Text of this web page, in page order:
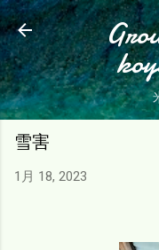
スキップし
雪害
1月 18, 2023